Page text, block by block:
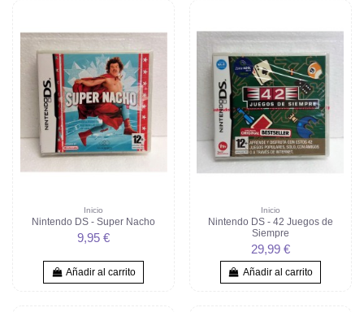
Inicio
Nintendo DS - Super Nacho
9,95 €
Añadir al carrito
Inicio
Nintendo DS - 42 Juegos de
Siempre
29,99 €
Añadir al carrito